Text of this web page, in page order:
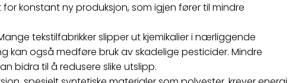
konstant ny produksjon, som igjen fører til mindre
tekstilfabrikker slipper ut kjemikalier i nærliggende
kan også medføre bruk av skadelige pesticider. Mindre
bidra til å redusere slike utslipp.